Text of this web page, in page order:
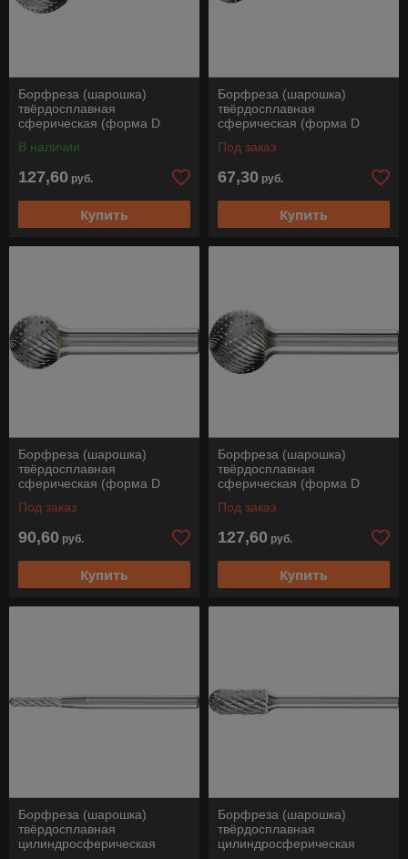
Борфреза (шарошка)
твёрдосплавная
сферическая (форма D
2018/6 Z3 PLUS, Pferd
В наличии
127,60 руб.
Купить
Борфреза (шарошка)
твёрдосплавная
сферическая (форма D
1210/8 Z3 PLUS, Pferd
Под заказ
67,30 руб.
Купить
Борфреза (шарошка)
твёрдосплавная
сферическая (форма D
1614/8 Z3 PLUS, Pferd
Под заказ
90,60 руб.
Купить
Борфреза (шарошка)
твёрдосплавная
сферическая (форма D
2018/8 Z3 PLUS, Pferd
Под заказ
127,60 руб.
Купить
Борфреза (шарошка)
твёрдосплавная
цилиндросферическая
Борфреза (шарошка)
твёрдосплавная
цилиндросферическая